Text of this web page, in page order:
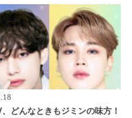
外な理由に爆笑
、どんなときもジミンの味方！